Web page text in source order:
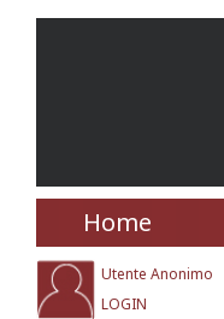
Home
Utente Anonimo
LOGIN